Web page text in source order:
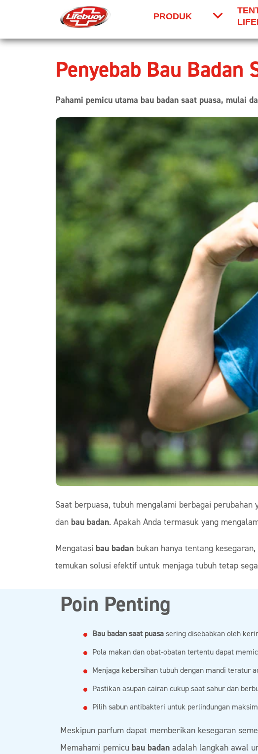
PRODUK
Penyebab Bau Badan
Pahami pemicu utama bau badan saat puasa, mulai
Saat berpuasa, tubuh mengalami berbagai
dan bau badan. Apakah Anda termasuk yang
Mengatasi bau badan bukan hanya tentang
temukan solusi efektif untuk menjaga tubuh tetap
Poin Penting
Bau badan saat puasasering disebabkan oleh
Pola makan dan obat-obatan tertentu dapat
Menjaga kebersihan tubuh dengan mandi teratur
Pastikan asupan cairan cukup saat sahur dan
Pilih sabun antibakteri untuk perlindungan
Meskipun parfum dapat memberikan kesegaran
Memahami pemicu bau badan adalah langkah awal